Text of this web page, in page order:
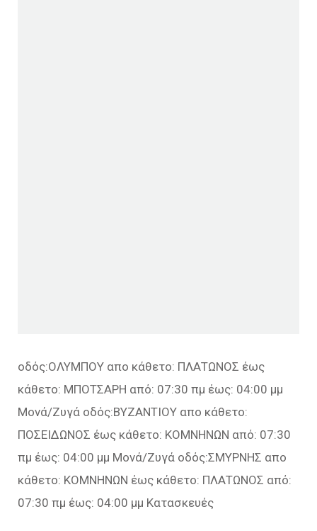
οδός:ΟΛΥΜΠΟΥ απο κάθετο: ΠΛΑΤΩΝΟΣ έως
κάθετο: ΜΠΟΤΣΑΡΗ από: 07:30 πμ έως: 04:00 μμ
Μονά/Ζυγά οδός:ΒΥΖΑΝΤΙΟΥ απο κάθετο:
ΠΟΣΕΙΔΩΝΟΣ έως κάθετο: ΚΟΜΝΗΝΩΝ από: 07:30
πμ έως: 04:00 μμ Μονά/Ζυγά οδός:ΣΜΥΡΝΗΣ απο
κάθετο: ΚΟΜΝΗΝΩΝ έως κάθετο: ΠΛΑΤΩΝΟΣ από:
07:30 πμ έως: 04:00 μμ Κατασκευές